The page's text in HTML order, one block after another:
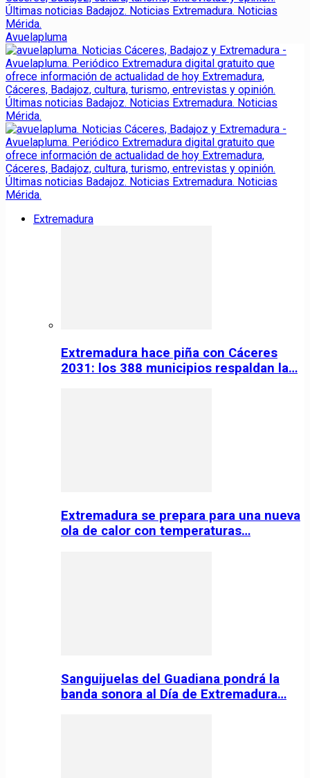
Avuelapluma
Extremadura
Extremadura hace piña con Cáceres
2031: los 388 municipios respaldan la…
Extremadura se prepara para una nueva
ola de calor con temperaturas…
Sanguijuelas del Guadiana pondrá la
banda sonora al Día de Extremadura…